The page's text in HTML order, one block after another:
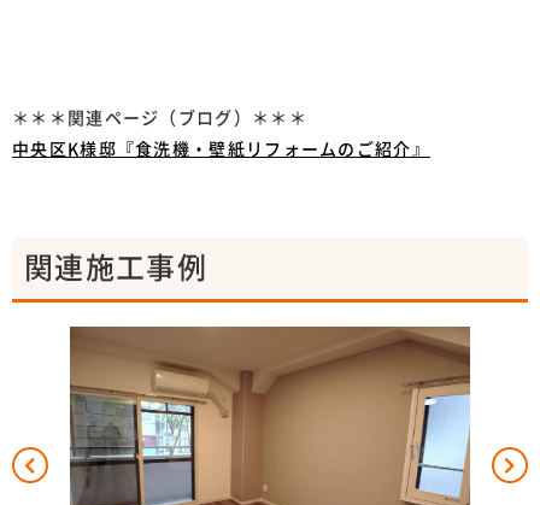
＊＊＊関連ページ（ブログ）＊＊＊
中央区K様邸『食洗機・壁紙リフォームのご紹介』
関連施工事例